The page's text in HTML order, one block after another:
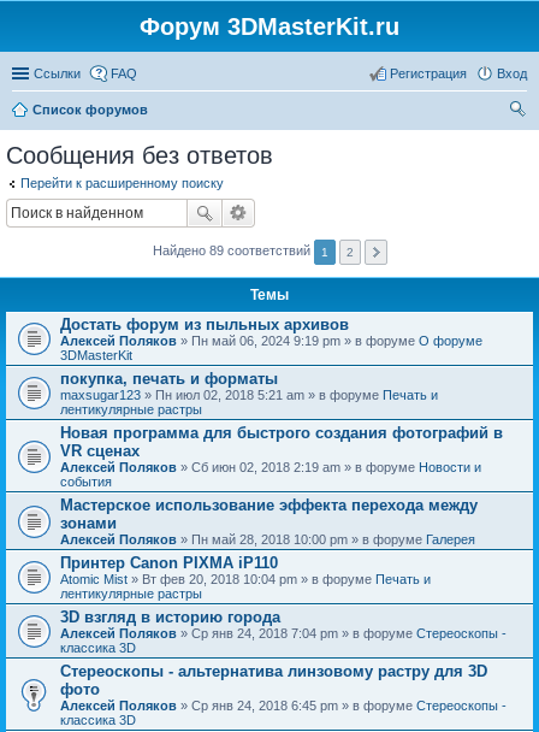
Форум 3DMasterKit.ru
Ссылки FAQ Вход
Регистрация
Список форумов
Сообщения без ответов
Перейти к расширенному поиску
Найдено 89 соответствий 1 2
Темы
Достать форум из пыльных архивов
Алексей Поляков » Пн май 06, 2024 9:19 pm » в форуме О форуме
3DMasterKit
покупка, печать и форматы
maxsugar123 » Пн июл 02, 2018 5:21 am » в форуме Печать и
лентикулярные растры
Новая программа для быстрого создания фотографий в
VR сценах
Алексей Поляков » Сб июн 02, 2018 2:19 am » в форуме Новости и
события
Мастерское использование эффекта перехода между
зонами
Алексей Поляков » Пн май 28, 2018 10:00 pm » в форуме Галерея
Принтер Canon PIXMA iP110
Atomic Mist » Вт фев 20, 2018 10:04 pm » в форуме Печать и
лентикулярные растры
3D взгляд в историю города
Алексей Поляков » Ср янв 24, 2018 7:04 pm » в форуме Стереоскопы -
классика 3D
Стереоскопы - альтернатива линзовому растру для 3D
фото
Алексей Поляков » Ср янв 24, 2018 6:45 pm » в форуме Стереоскопы -
классика 3D